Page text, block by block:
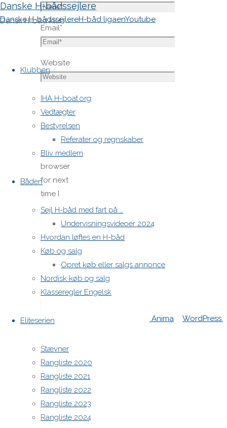
Danske H-bådssejlere
Dansk H-båd klub
Danske H-bådssejlereH-båd ligaenYoutube
Klubben
IHA H-boat.org
Vedtægter
Bestyrelsen
Referater og regnskaber
Bliv medlem
Båden
Sejl H-båd med fart på …
Undervisningsvideoer 2024
Hvordan løftes en H-båd
Køb og salg
Opret køb eller salgs annonce
Nordisk køb og salg
Klasseregler Engelsk
Eliteserien
Stævner
Rangliste 2020
Rangliste 2021
Rangliste 2022
Rangliste 2023
Rangliste 2024
Email*
Website
Save
my name,
email,
and site
URL in my
browser
for next
time I
post a
comment.
H-båds kalenderen i Europa
Anima WordPress.